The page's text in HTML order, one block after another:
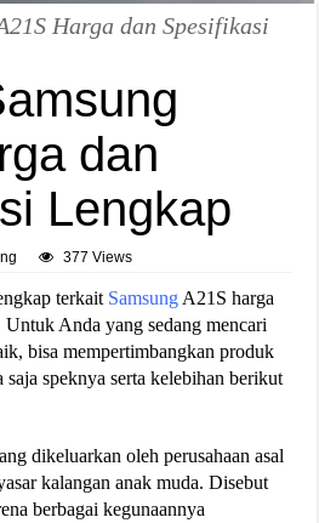
Harga dan Spesifikasi
dan
Lengkap
377 Views
terkait Samsung A21S harga
Anda yang sedang mencari
bisa mempertimbangkan produk
saja speknya serta kelebihan berikut
dikeluarkan oleh perusahaan asal
kalangan anak muda. Disebut
berbagai kegunaannya